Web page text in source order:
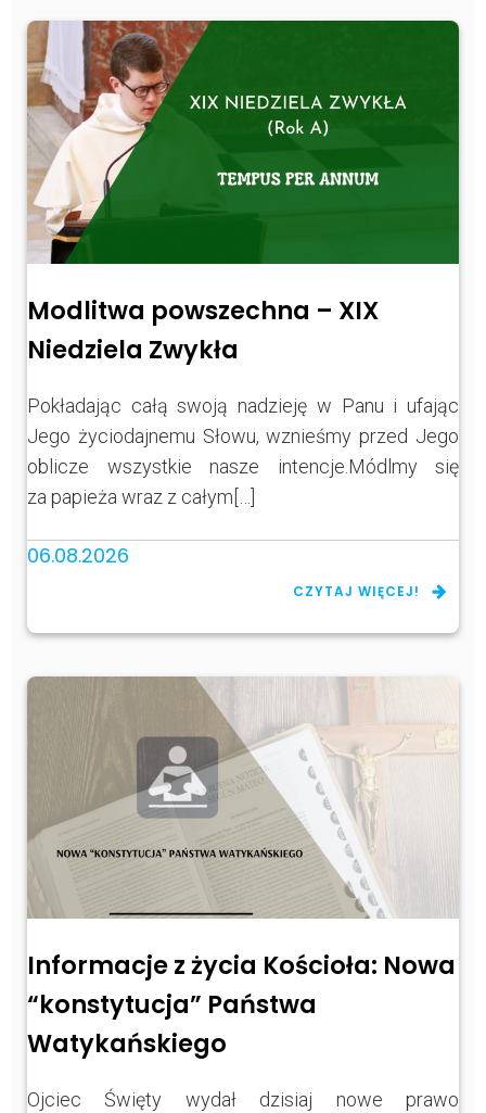
Modlitwa powszechna – XIX
Niedziela Zwykła
Pokładając całą swoją nadzieję w Panu i ufając
Jego życiodajnemu Słowu, wznieśmy przed Jego
oblicze wszystkie nasze intencje.Módlmy się
za papieża wraz z całym[…]
06.08.2026
CZYTAJ WIĘCEJ!
Informacje z życia Kościoła: Nowa
“konstytucja” Państwa
Watykańskiego
Ojciec Święty wydał dzisiaj nowe prawo